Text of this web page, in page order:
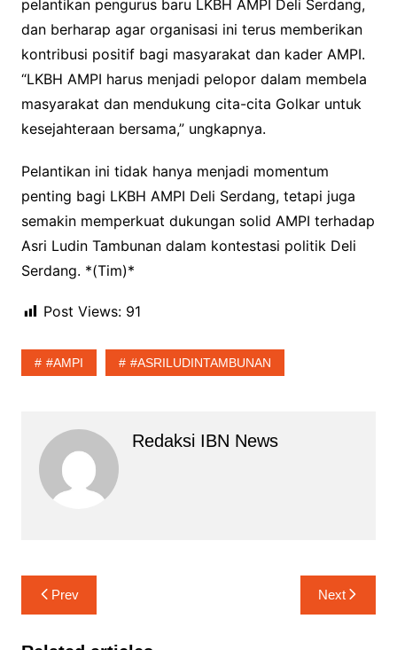
pelantikan pengurus baru LKBH AMPI Deli Serdang,
dan berharap agar organisasi ini terus memberikan
kontribusi positif bagi masyarakat dan kader AMPI.
“LKBH AMPI harus menjadi pelopor dalam membela
masyarakat dan mendukung cita-cita Golkar untuk
kesejahteraan bersama,” ungkapnya.
Pelantikan ini tidak hanya menjadi momentum
penting bagi LKBH AMPI Deli Serdang, tetapi juga
semakin memperkuat dukungan solid AMPI terhadap
Asri Ludin Tambunan dalam kontestasi politik Deli
Serdang. *(Tim)*
Post Views: 91
#AMPI #ASRILUDINTAMBUNAN
Redaksi IBN News
Navigasi
pos
Prev Next